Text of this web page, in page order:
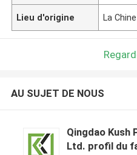
Lieu d'origine La Chine
AU SUJET DE NOUS
Qingdao Kush
Ltd. profil du